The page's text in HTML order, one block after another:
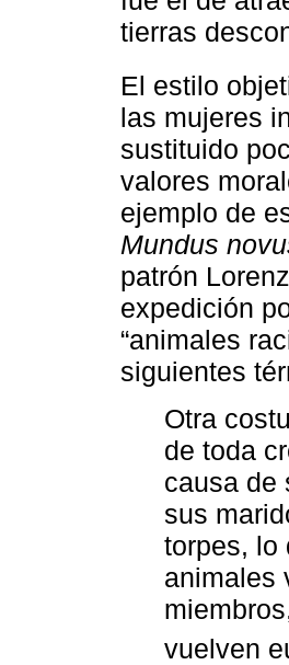
tierras
El estilo
las mujeres
sustituido
valores
ejemplo de
Mundus
patrón
expedición
“animales
siguientes
Otra
de toda
causa de
sus
torpes, lo
animales
vuelven